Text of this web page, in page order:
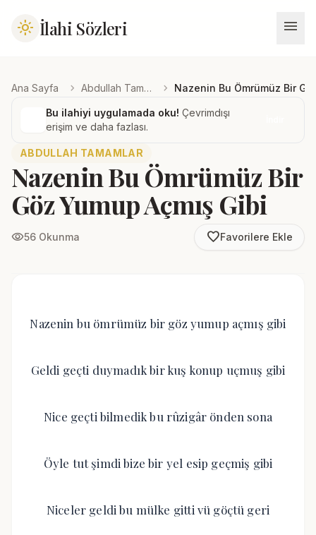
light_mode İlahi Sözleri menu
Ana Sayfa chevron_right Abdullah Tamamlar chevron_right Nazenin Bu Ömrümüz Bir
Bu ilahiyi uygulamada oku! Çevrimdışı
erişim ve daha fazlası.
ABDULLAH TAMAMLAR
Nazenin Bu Ömrümüz Bir
Göz Yumup Açmış Gibi
visibility56 Okunma favorite_borderFavorilere Ekle
Nazenin bu ömrümüz bir göz yumup açmış gibi
Geldi geçti duymadık bir kuş konup uçmuş gibi
Nice geçti bilmedik bu rûzigâr önden sona
Öyle tut şimdi bize bir yel esip geçmiş gibi
Niceler geldi bu mülke gitti vü göçtü geri